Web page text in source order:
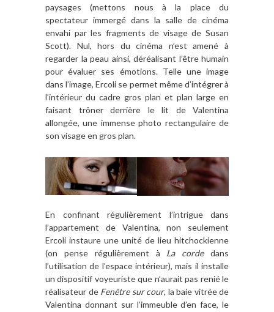
paysages (mettons nous à la place du
spectateur immergé dans la salle de cinéma
envahi par les fragments de visage de Susan
Scott). Nul, hors du cinéma n’est amené à
regarder la peau ainsi, déréalisant l’être humain
pour évaluer ses émotions. Telle une image
dans l’image, Ercoli se permet même d’intégrer à
l’intérieur du cadre gros plan et plan large en
faisant trôner derrière le lit de Valentina
allongée, une immense photo rectangulaire de
son visage en gros plan.
En confinant régulièrement l’intrigue dans
l’appartement de Valentina, non seulement
Ercoli instaure une unité de lieu hitchockienne
(on pense régulièrement à La cordedans
l’utilisation de l’espace intérieur), mais il installe
un dispositif voyeuriste que n’aurait pas renié le
réalisateur de Fenêtre sur cour, la baie vitrée de
Valentina donnant sur l’immeuble d’en face, le